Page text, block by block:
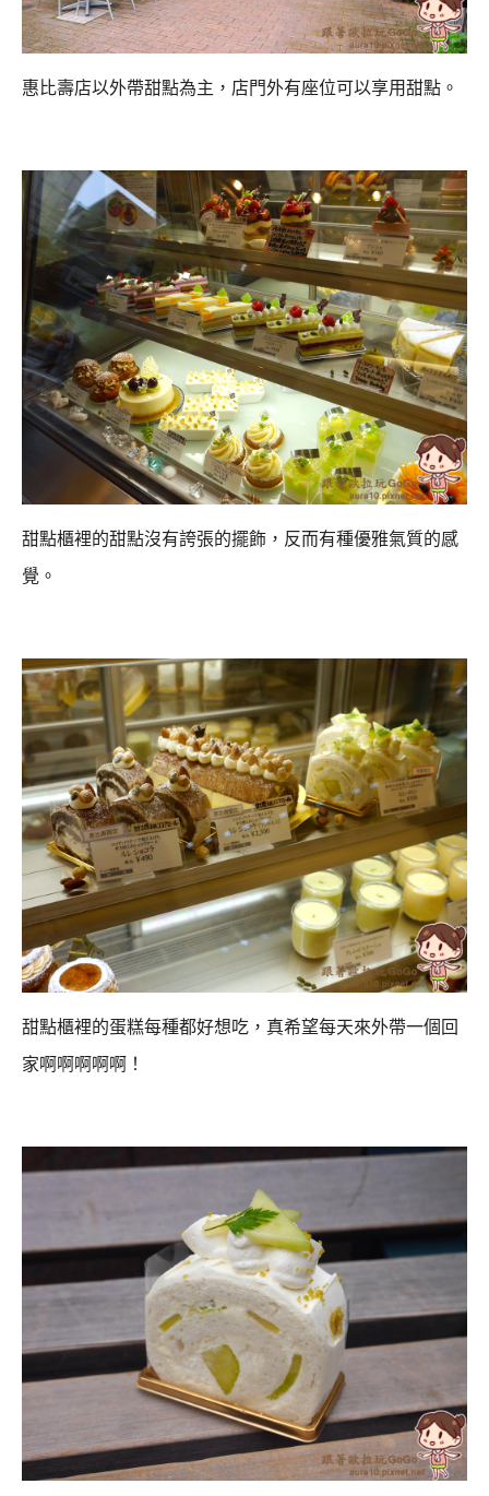
惠比壽店以外帶甜點為主，店門外有座位可以享用甜點。
甜點櫃裡的甜點沒有誇張的擺飾，反而有種優雅氣質的感
覺。
甜點櫃裡的蛋糕每種都好想吃，真希望每天來外帶一個回
家啊啊啊啊啊！